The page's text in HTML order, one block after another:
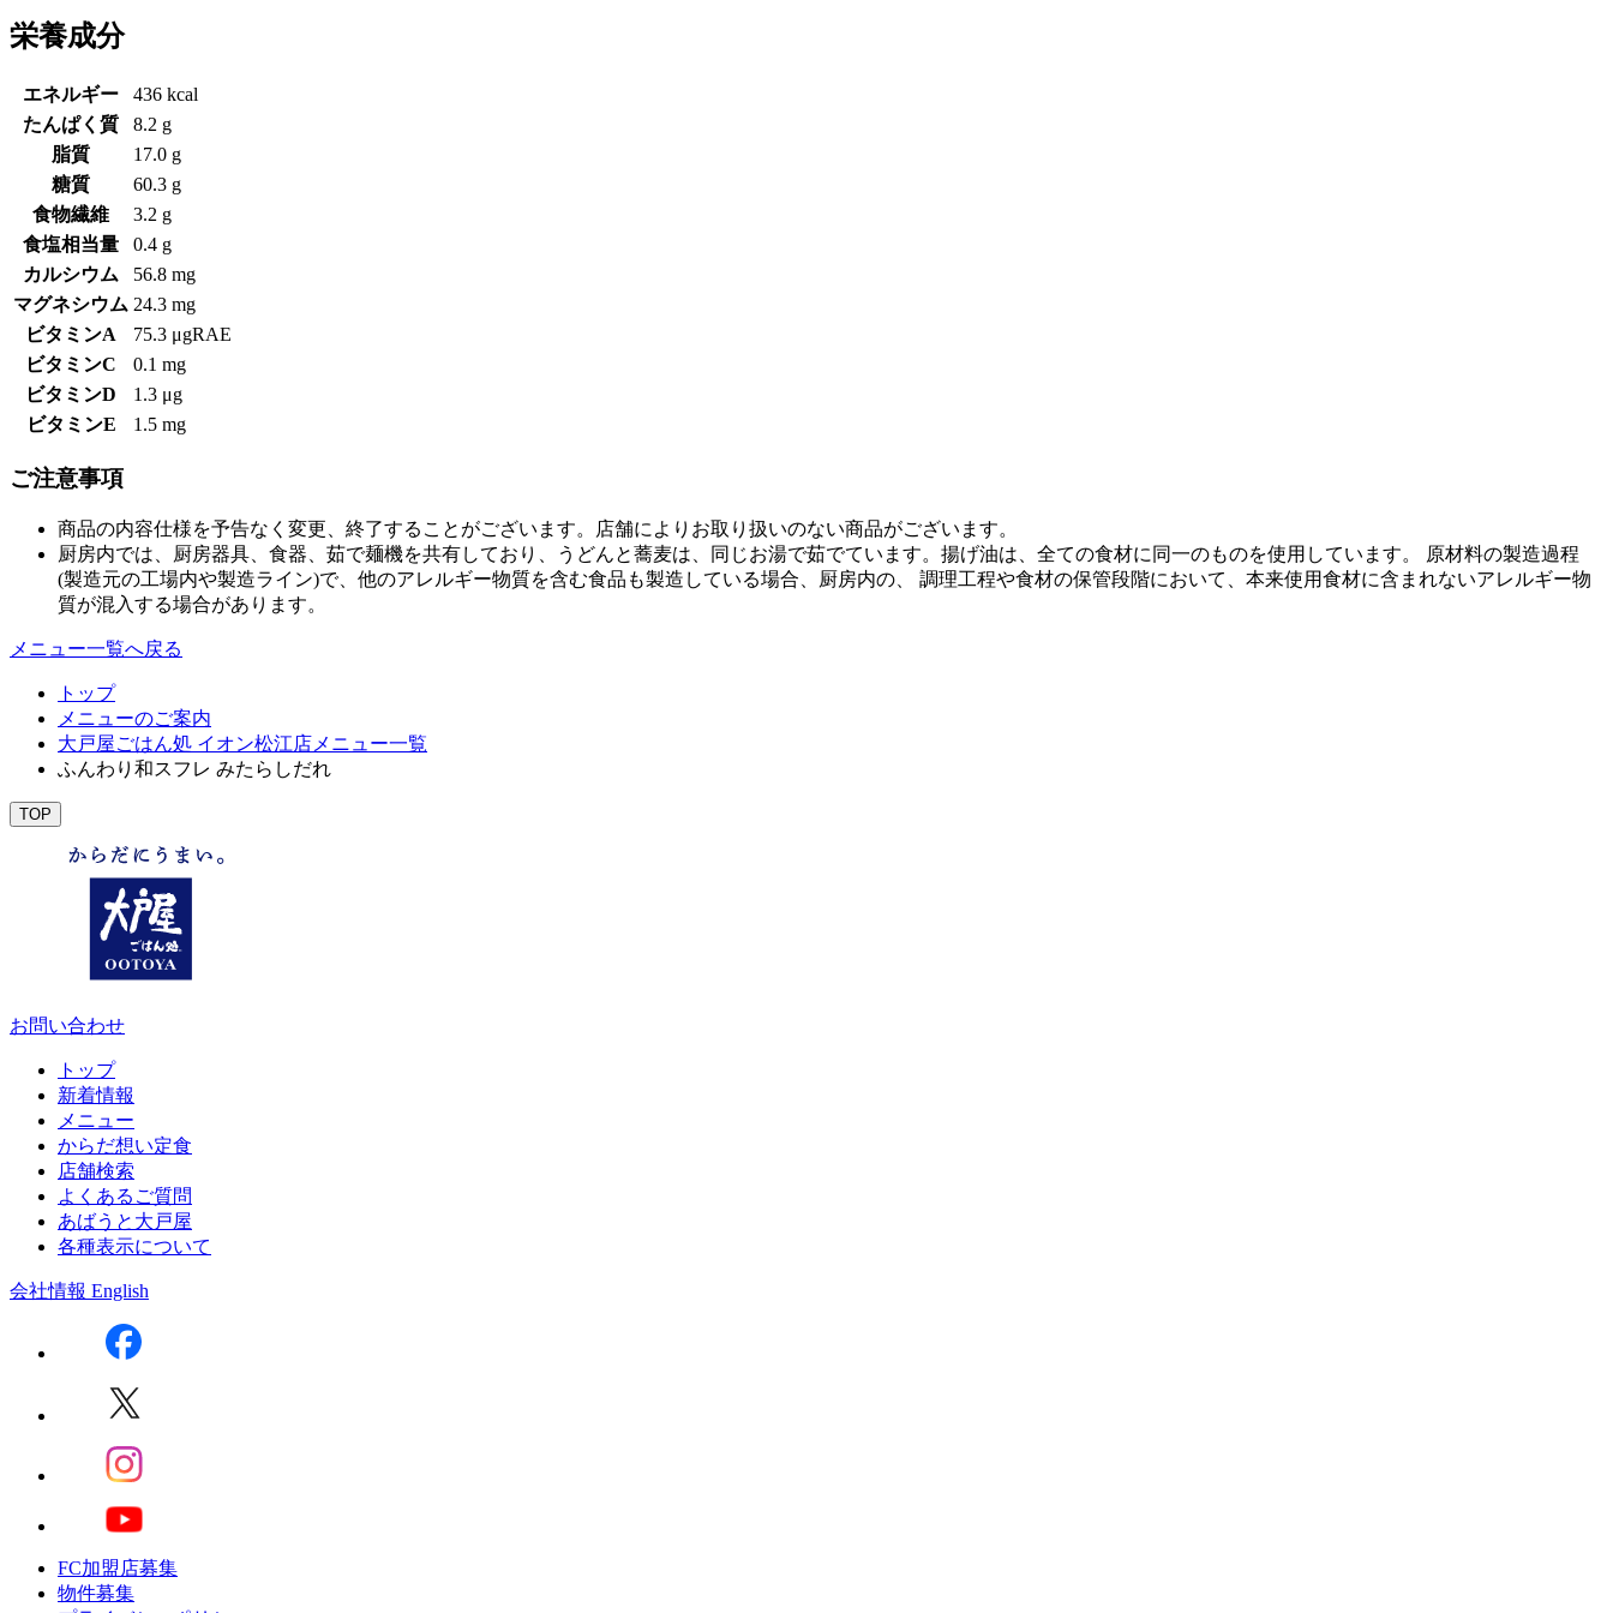
栄養成分
エネルギー
436 kcal
たんぱく質
8.2 g
脂質
17.0 g
糖質
60.3 g
食物繊維
3.2 g
食塩相当量
0.4 g
カルシウム
56.8 mg
マグネシウム 24.3 mg
ビタミンA
75.3 μgRAE
ビタミンC
0.1 mg
ビタミンD
1.3 μg
ビタミンE
1.5 mg
ご注意事項
商品の内容仕様を予告なく変更、終了することがございます。店舗によりお取り扱いのない商品がございます。
厨房内では、厨房器具、食器、茹で麺機を共有しており、うどんと蕎麦は、同じお湯で茹でています。揚げ油は、全ての食材に同一のものを使用しています。 原材料の製造過程
(製造元の工場内や製造ライン)で、他のアレルギー物質を含む食品も製造している場合、厨房内の、 調理工程や食材の保管段階において、本来使用食材に含まれないアレルギー物
質が混入する場合があります。
メニュー一覧へ戻る
トップ
メニューのご案内
大戸屋ごはん処 イオン松江店メニュー一覧
ふんわり和スフレ みたらしだれ
TOP
お問い合わせ
トップ
新着情報
メニュー
からだ想い定食
店舗検索
よくあるご質問
あばうと大戸屋
各種表示について
会社情報 English
FC加盟店募集
物件募集